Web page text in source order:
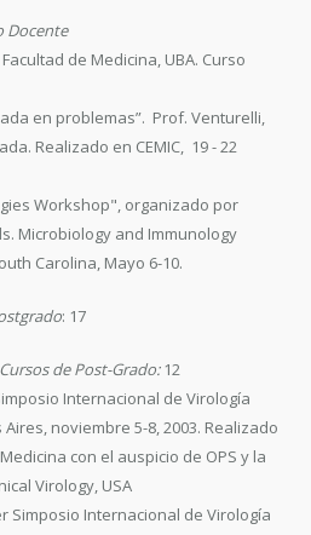
Docente
de Medicina, UBA. Curso
en problemas”. Prof. Venturelli,
Realizado en CEMIC, 19 - 22
Workshop", organizado por
Microbiology and Immunology
Carolina, Mayo 6-10.
: 17
de Post-Grado:12
Internacional de Virología
noviembre 5-8, 2003. Realizado
con el auspicio de OPS y la
Virology, USA
Internacional de Virología